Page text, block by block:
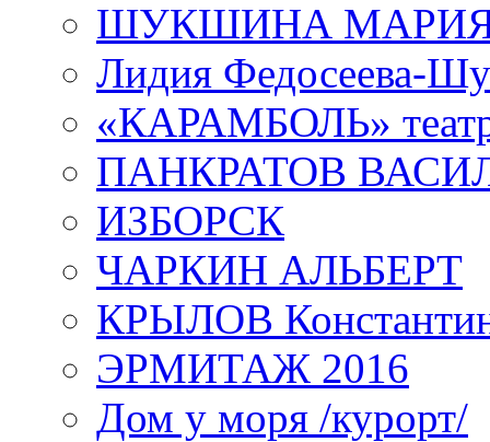
ШУКШИНА
Лидия Федосеева-
«КАРАМБОЛЬ»
ПАНКРАТОВ
ИЗБОРСК
ЧАРКИН АЛЬБЕРТ
КРЫЛОВ
ЭРМИТАЖ 2016
Дом у моря /курорт/